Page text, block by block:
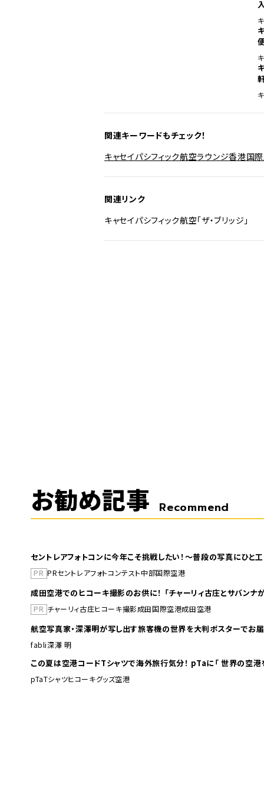
関連キーワードもチェック！
キャセイパシフィック航空ラウンジ香港国
関連リンク
キャセイパシフィック航空「ザ・ブリッジ」
お勧め記事 Recommend
セントレアフォトコンに今年こそ挑戦したい！～普段の写真にひと
PR PRセントレアフォトコンテスト中部国際空港
成田空港でのヒコーキ撮影のお供に！ 「チャーリィ古庄とサバン
PR チャーリィ古庄ヒコーキ撮影成田国際空港成田空港
航空写真家・深澤明が写し出す旅客機の世界を大判ポスターでお届
fabli深澤 明
この夏は空港コードTシャツで海外
pTaTシャツヒコーキグッズ空港